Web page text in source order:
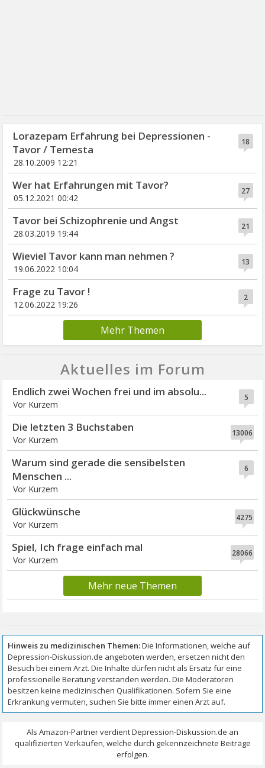
18
Lorazepam Erfahrung bei Depressionen -
Tavor / Temesta
28.10.2009 12:21
27
Wer hat Erfahrungen mit Tavor?
05.12.2021 00:42
21
Tavor bei Schizophrenie und Angst
28.03.2019 19:44
13
Wieviel Tavor kann man nehmen ?
19.06.2022 10:04
2
Frage zu Tavor !
12.06.2022 19:26
Mehr Themen
Aktuelles im Forum
5
Endlich zwei Wochen frei und im absolu...
Vor Kurzem
13006
Die letzten 3 Buchstaben
Vor Kurzem
6
Warum sind gerade die sensibelsten
Menschen ...
Vor Kurzem
4275
Glückwünsche
Vor Kurzem
28066
Spiel, Ich frage einfach mal
Vor Kurzem
Mehr neue Themen